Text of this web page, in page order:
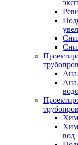
вод